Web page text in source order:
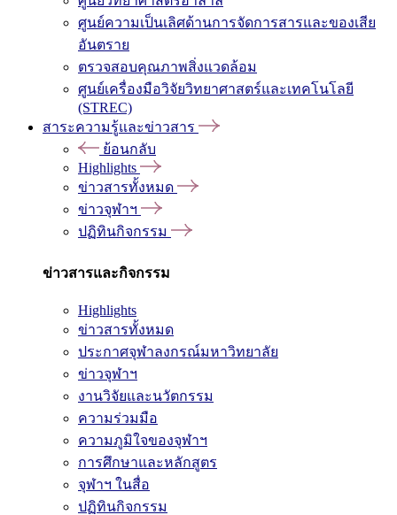
ศูนย์ความเป็นเลิศด้านการจัดการสารและของเสีย
อันตราย
ตรวจสอบคุณภาพสิ่งแวดล้อม
ศูนย์เครื่องมือวิจัยวิทยาศาสตร์และเทคโนโลยี
(STREC)
สาระความรู้และข่าวสาร
ย้อนกลับ
Highlights
ข่าวสารทั้งหมด
ข่าวจุฬาฯ
ปฏิทินกิจกรรม
ข่าวสารและกิจกรรม
Highlights
ข่าวสารทั้งหมด
ประกาศจุฬาลงกรณ์มหาวิทยาลัย
ข่าวจุฬาฯ
งานวิจัยและนวัตกรรม
ความร่วมมือ
ความภูมิใจของจุฬาฯ
การศึกษาและหลักสูตร
จุฬาฯ ในสื่อ
ปฏิทินกิจกรรม